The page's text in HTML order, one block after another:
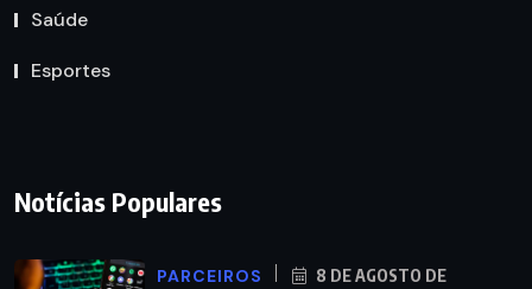
Saúde
Esportes
Notícias Populares
PARCEIROS
8 DE AGOSTO DE